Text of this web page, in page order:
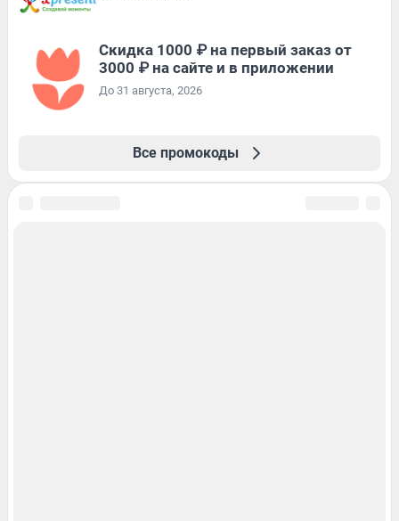
Скидка 1000 ₽ на первый заказ от
3000 ₽ на сайте и в приложении
До 31 августа, 2026
Все промокоды